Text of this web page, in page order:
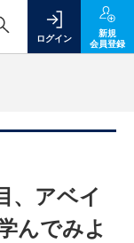
ログイン
新規
会員登録
、アベイ
んでみよ